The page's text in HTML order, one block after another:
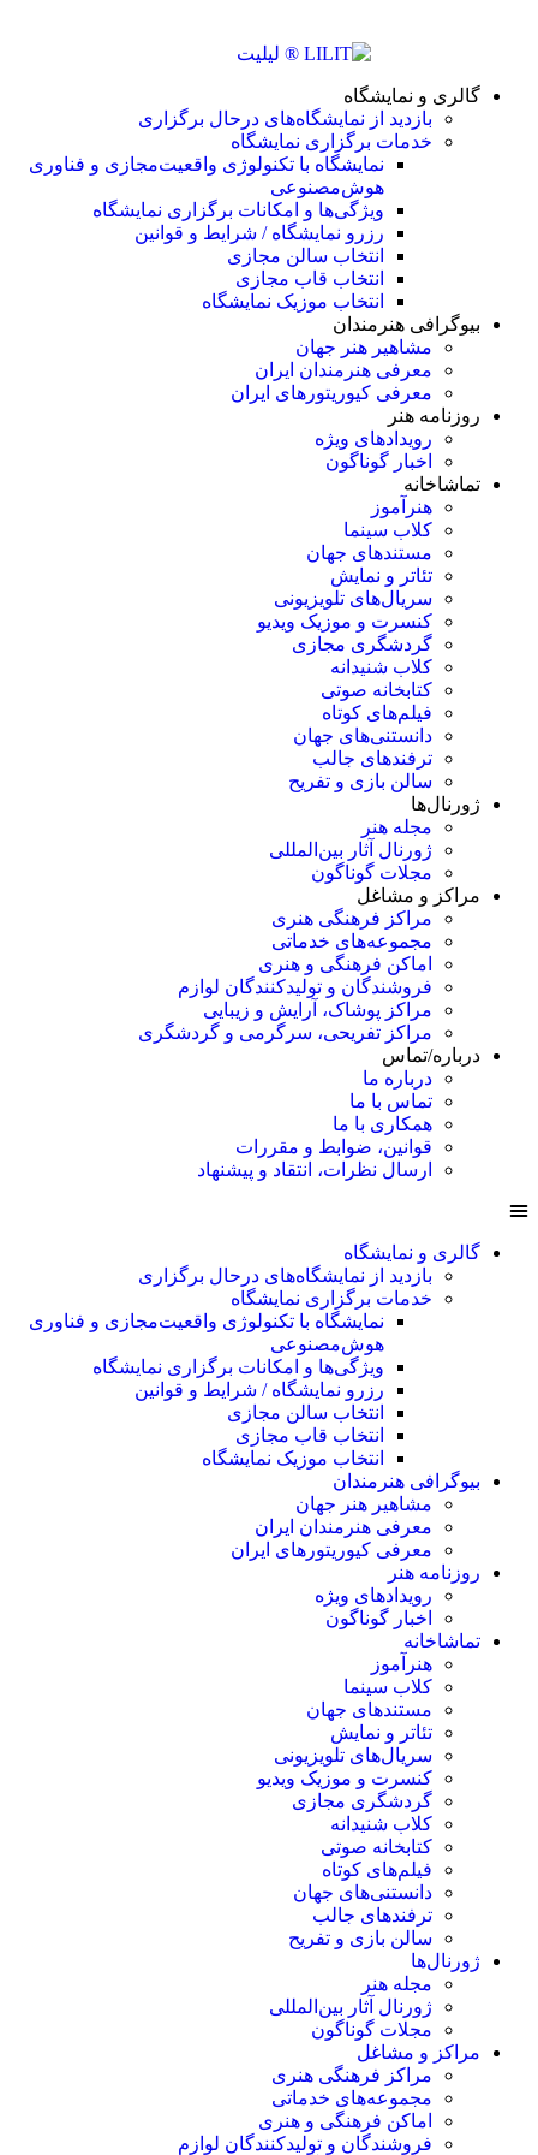
گالری و نمایشگاه
بازدید از نمایشگاه‌های درحال برگزاری
خدمات برگزاری نمایشگاه
نمایشگاه با تکنولوژی واقعیت‌مجازی و فناوری
هوش‌مصنوعی
ویژگی‌ها و امکانات برگزاری نمایشگاه
رزرو نمایشگاه / شرایط و قوانین
انتخاب سالن مجازی
انتخاب قاب مجازی
انتخاب موزیک نمایشگاه
بیوگرافی هنرمندان
مشاهیر هنر جهان
معرفی هنرمندان ایران
معرفی کیوریتورهای ایران
روزنامه هنر
رویدادهای ویژه
اخبار گوناگون
تماشاخانه
هنرآموز
کلاب سینما
مستندهای جهان
تئاتر و نمایش
سریال‌های تلویزیونی
کنسرت و موزیک ویدیو
گردشگری مجازی
کلاب شنیدانه
کتابخانه صوتی
فیلم‌های کوتاه
دانستنی‌های جهان
ترفندهای جالب
سالن بازی و تفریح
ژورنال‌ها
مجله هنر
ژورنال آثار بین‌المللی
مجلات گوناگون
مراکز و مشاغل
مراکز فرهنگی هنری
مجموعه‌های خدماتی
اماکن فرهنگی و هنری
فروشندگان و تولیدکنندگان لوازم
مراکز پوشاک، آرایش و زیبایی
مراکز تفریحی، سرگرمی و گردشگری
درباره/تماس
درباره ما
تماس با ما
همکاری با ما
قوانین، ضوابط و مقررات
ارسال نظرات، انتقاد و پیشنهاد
گالری و نمایشگاه
بازدید از نمایشگاه‌های درحال برگزاری
خدمات برگزاری نمایشگاه
نمایشگاه با تکنولوژی واقعیت‌مجازی و فناوری
هوش‌مصنوعی
ویژگی‌ها و امکانات برگزاری نمایشگاه
رزرو نمایشگاه / شرایط و قوانین
انتخاب سالن مجازی
انتخاب قاب مجازی
انتخاب موزیک نمایشگاه
بیوگرافی هنرمندان
مشاهیر هنر جهان
معرفی هنرمندان ایران
معرفی کیوریتورهای ایران
روزنامه هنر
رویدادهای ویژه
اخبار گوناگون
تماشاخانه
هنرآموز
کلاب سینما
مستندهای جهان
تئاتر و نمایش
سریال‌های تلویزیونی
کنسرت و موزیک ویدیو
گردشگری مجازی
کلاب شنیدانه
کتابخانه صوتی
فیلم‌های کوتاه
دانستنی‌های جهان
ترفندهای جالب
سالن بازی و تفریح
ژورنال‌ها
مجله هنر
ژورنال آثار بین‌المللی
مجلات گوناگون
مراکز و مشاغل
مراکز فرهنگی هنری
مجموعه‌های خدماتی
اماکن فرهنگی و هنری
فروشندگان و تولیدکنندگان لوازم